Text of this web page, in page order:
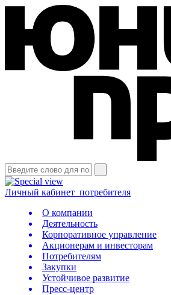
Личный кабинет потребителя
О компании
Деятельность
Корпоративное управление
Акционерам и инвесторам
Потребителям
Закупки
Устойчивое развитие
Пресс-центр